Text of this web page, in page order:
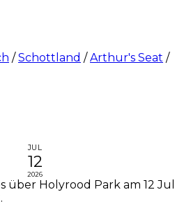
/ Schottland / Arthur's Seat /
JUL
12
2026
über Holyrood Park am 12 Jul